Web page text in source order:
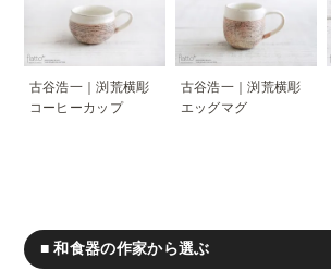
古谷浩一｜渕荒横彫
コーヒーカップ
古谷浩一｜渕荒横彫
エッグマグ
■ 和食器の作家から選ぶ